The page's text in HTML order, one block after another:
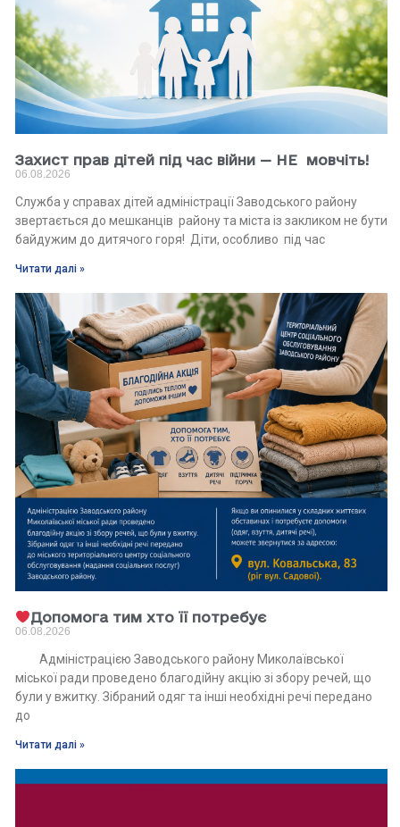
Захист прав дітей під час війни — НЕ мовчіть!
06.08.2026
Служба у справах дітей адміністрації Заводського району
звертається до мешканців району та міста із закликом не бути
байдужим до дитячого горя! Діти, особливо під час
Читати далі »
Допомога тим хто її потребує
06.08.2026
Адміністрацією Заводського району Миколаївської
міської ради проведено благодійну акцію зі збору речей, що
були у вжитку. Зібраний одяг та інші необхідні речі передано
до
Читати далі »